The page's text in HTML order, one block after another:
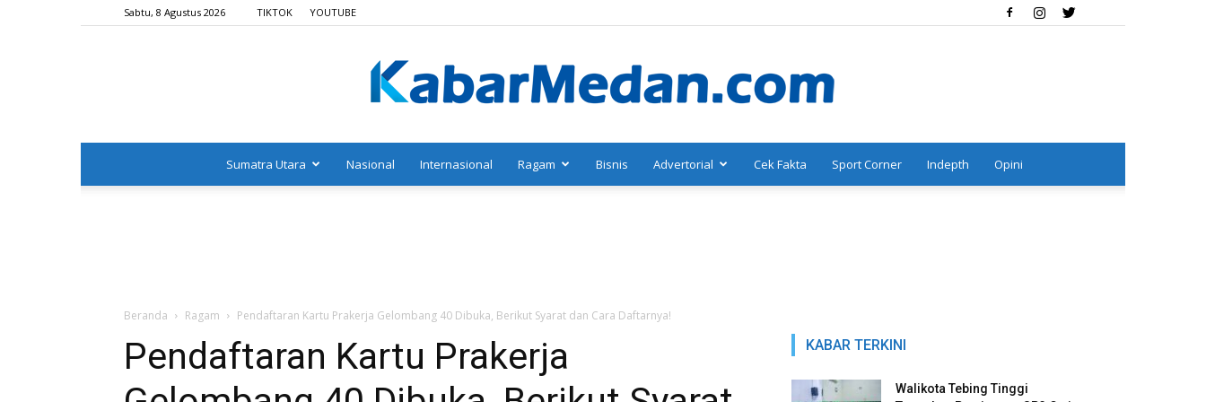
Sabtu, 8 Agustus 2026 TIKTOK YOUTUBE
Sumatra Utara Nasional Internasional Ragam Bisnis Advertorial Cek Fakta Sport Corner Indepth Opini
Beranda Ragam Pendaftaran Kartu Prakerja Gelombang 40 Dibuka, Berikut Syarat dan Cara Daftarnya!
Pendaftaran Kartu Prakerja
KABAR TERKINI
Walikota Tebing Tinggi